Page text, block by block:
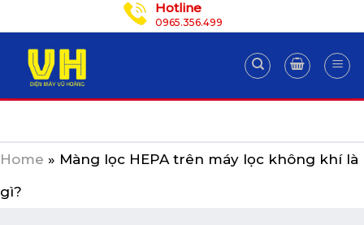
to
content
Hotline
0965.356.499
Home » Màng lọc HEPA trên máy lọc không khí là
gì?